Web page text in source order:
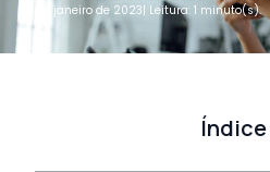
25 de janeiro de 2023| Leitura: 1 minuto(s).
Índice